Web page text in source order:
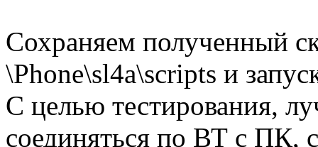
Сохраняем полученный
\Phone\sl4a\scripts и
С целью тестирования,
соединяться по ВТ с ПК,